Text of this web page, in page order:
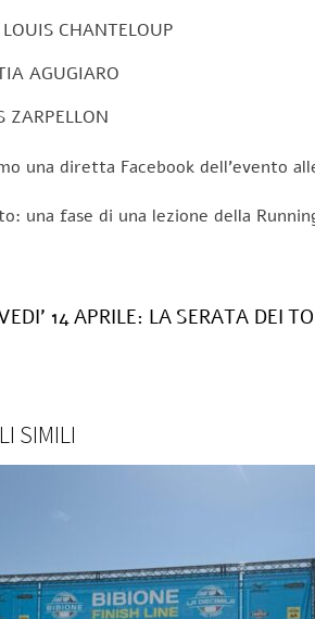
CHANTELOUP
AGUGIARO
ZARPELLON
una diretta Facebook dell’evento
una fase di una lezione della
14 APRILE: LA SERATA DEI
SIMILI